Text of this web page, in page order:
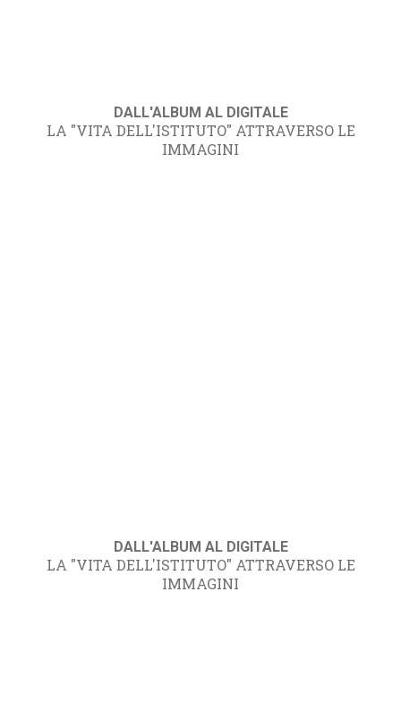
DALL'ALBUM AL DIGITALE
LA "VITA DELL'ISTITUTO" ATTRAVERSO LE
IMMAGINI
DALL'ALBUM AL DIGITALE
LA "VITA DELL'ISTITUTO" ATTRAVERSO LE
IMMAGINI